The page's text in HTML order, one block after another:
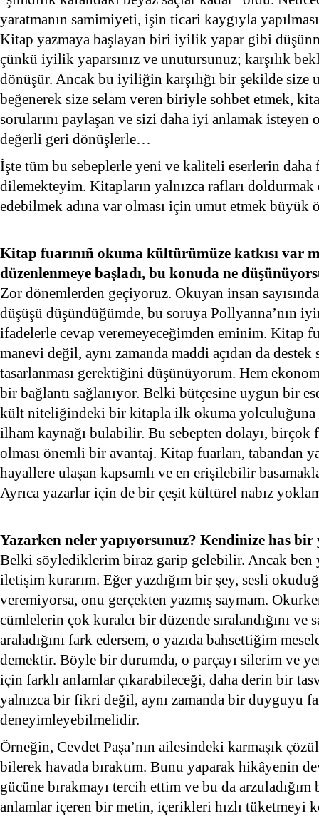
yaratmanın samimiyeti, işin ticari kaygıyla
Kitap yazmaya başlayan biri iyilik yapar gibi
çünkü iyilik yaparsınız ve unutursunuz; karşılık
dönüşür. Ancak bu iyiliğin karşılığı bir şekilde size
beğenerek size selam veren biriyle sohbet etmek,
sorularını paylaşan ve sizi daha iyi anlamak isteyen
değerli geri dönüşlerle…
İşte tüm bu sebeplerle yeni ve kaliteli eserlerin daha
dilemekteyim. Kitapların yalnızca rafları doldurmak
edebilmek adına var olması için umut etmek büyük
Kitap fuarınıñ okuma kültürümüze katkısı var
düzenlenmeye başladı, bu konuda ne
Zor dönemlerden geçiyoruz. Okuyan insan
düşüşü düşündüğümde, bu soruya Pollyanna’nın
ifadelerle cevap veremeyeceğimden eminim. Kitap
manevi değil, aynı zamanda maddi açıdan da
tasarlanması gerektiğini düşünüyorum. Hem
bir bağlantı sağlanıyor. Belki bütçesine uygun bir
kült niteliğindeki bir kitapla ilk okuma yolculuğuna
ilham kaynağı bulabilir. Bu sebepten dolayı, birçok
olması önemli bir avantaj. Kitap fuarları, tabandan
hayallere ulaşan kapsamlı ve en erişilebilir
Ayrıca yazarlar için de bir çeşit kültürel nabız
Yazarken neler yapıyorsunuz? Kendinize has
Belki söylediklerim biraz garip gelebilir. Ancak ben
iletişim kurarım. Eğer yazdığım bir şey, sesli
veremiyorsa, onu gerçekten yazmış saymam.
cümlelerin çok kuralcı bir düzende sıralandığını ve
araladığını fark edersem, o yazıda bahsettiğim
demektir. Böyle bir durumda, o parçayı silerim ve
için farklı anlamlar çıkarabileceği, daha derin bir
yalnızca bir fikri değil, aynı zamanda bir duyguyu
deneyimleyebilmelidir.
Örneğin, Cevdet Paşa’nın ailesindeki karmaşık
bilerek havada bıraktım. Bunu yaparak hikâyenin
gücüne bırakmayı tercih ettim ve bu da
anlamlar içeren bir metin, içerikleri hızlı tüketmeyi